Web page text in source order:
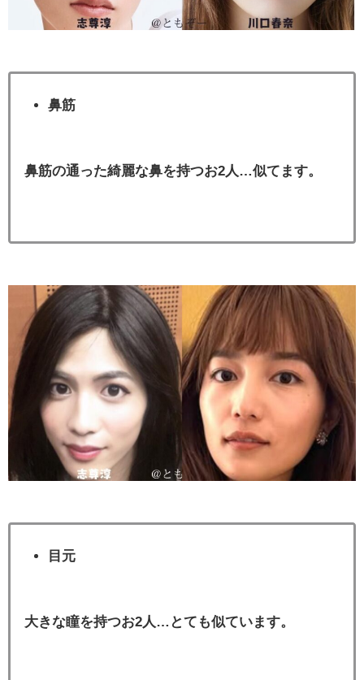
鼻筋
鼻筋の通った綺麗な鼻を持つお2人…似てます。
目元
大きな瞳を持つお2人…とても似ています。